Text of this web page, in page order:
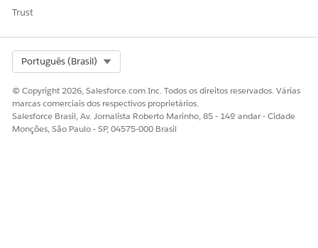
Trust
Português (Brasil)
© Copyright 2026, Salesforce.com Inc. Todos os direitos reservados. Várias
marcas comerciais dos respectivos proprietários.
Salesforce Brasil, Av. Jornalista Roberto Marinho, 85 - 14º andar - Cidade
Monções, São Paulo - SP, 04575-000 Brasil